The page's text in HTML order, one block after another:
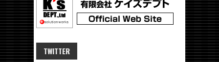
TWITTER